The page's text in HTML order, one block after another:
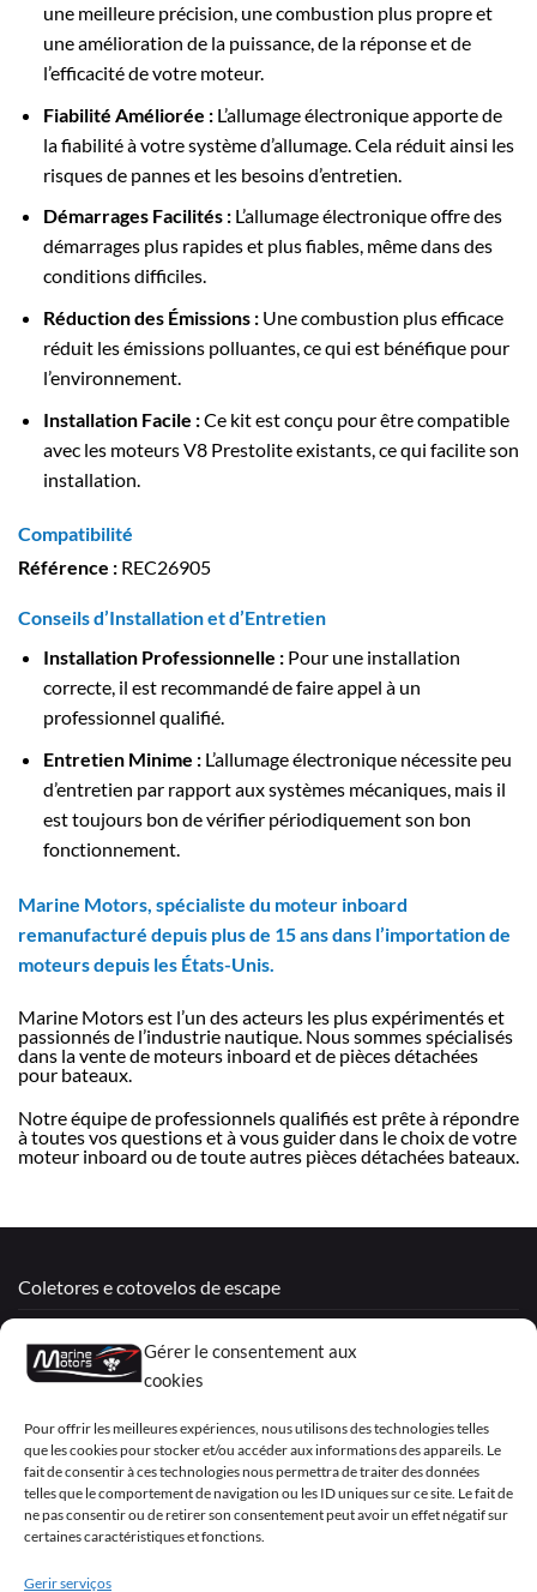
Gérer le consentement aux
cookies
Pour offrir les meilleures expériences, nous utilisons des technologies telles
que les cookies pour stocker et/ou accéder aux informations des appareils. Le
fait de consentir à ces technologies nous permettra de traiter des données
telles que le comportement de navigation ou les ID uniques sur ce site. Le fait de
ne pas consentir ou de retirer son consentement peut avoir un effet négatif sur
certaines caractéristiques et fonctions.
Gerir serviços
une meilleure précision, une combustion plus propre et
une amélioration de la puissance, de la réponse et de
l’efficacité de votre moteur.
Fiabilité Améliorée :L’allumage électronique apporte de
la fiabilité à votre système d’allumage. Cela réduit ainsi les
risques de pannes et les besoins d’entretien.
Démarrages Facilités :L’allumage électronique offre des
démarrages plus rapides et plus fiables, même dans des
conditions difficiles.
Réduction des Émissions :Une combustion plus efficace
réduit les émissions polluantes, ce qui est bénéfique pour
l’environnement.
Installation Facile :Ce kit est conçu pour être compatible
avec les moteurs V8 Prestolite existants, ce qui facilite son
installation.
Compatibilité
Référence : REC26905
Conseils d’Installation et d’Entretien
Installation Professionnelle :Pour une installation
correcte, il est recommandé de faire appel à un
professionnel qualifié.
Entretien Minime :L’allumage électronique nécessite peu
d’entretien par rapport aux systèmes mécaniques, mais il
est toujours bon de vérifier périodiquement son bon
fonctionnement.
Marine Motors, spécialiste du moteur inboard
remanufacturé depuis plus de 15 ans dans l’importation de
moteurs depuis les États-Unis.
Marine Motors est l’un des acteurs les plus expérimentés et
passionnés de l’industrie nautique. Nous sommes spécialisés
dans la vente de moteurs inboard et de pièces détachées
pour bateaux.
Notre équipe de professionnels qualifiés est prête à répondre
à toutes vos questions et à vous guider dans le choix de votre
moteur inboard ou de toute autres pièces détachées bateaux.
Coletores e cotovelos de escape
Mercruiser
VOLVO PENTA / OMC
My Account